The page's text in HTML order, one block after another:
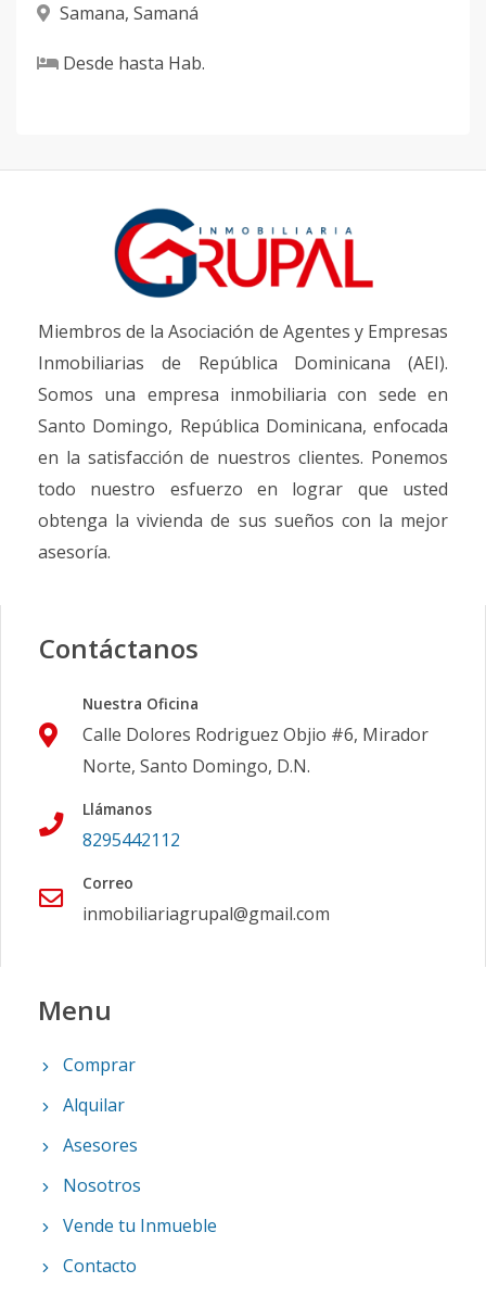
Samana, Samaná
Desde hasta Hab.
Miembros de la Asociación de Agentes y Empresas
Inmobiliarias de República Dominicana (AEI).
Somos una empresa inmobiliaria con sede en
Santo Domingo, República Dominicana, enfocada
en la satisfacción de nuestros clientes. Ponemos
todo nuestro esfuerzo en lograr que usted
obtenga la vivienda de sus sueños con la mejor
asesoría.
Contáctanos
Nuestra Oficina
Calle Dolores Rodriguez Objio #6, Mirador
Norte, Santo Domingo, D.N.
Llámanos
8295442112
Correo
inmobiliariagrupal@gmail.com
Menu
Comprar
Alquilar
Asesores
Nosotros
Vende tu Inmueble
Contacto